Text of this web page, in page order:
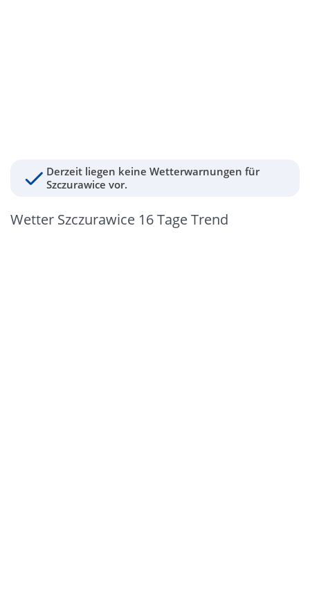
Derzeit liegen keine Wetterwarnungen für
Szczurawice vor.
Wetter Szczurawice 16 Tage Trend